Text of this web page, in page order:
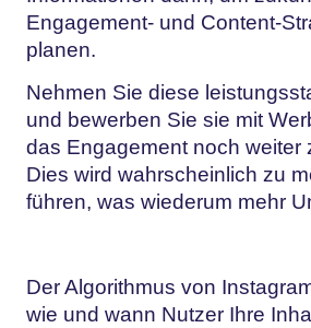
Engagement- und Content-
planen.
Nehmen Sie diese
und bewerben Sie sie mit
das Engagement noch weiter
Dies wird wahrscheinlich zu
führen, was wiederum mehr
Der Algorithmus von
wie und wann Nutzer Ihre